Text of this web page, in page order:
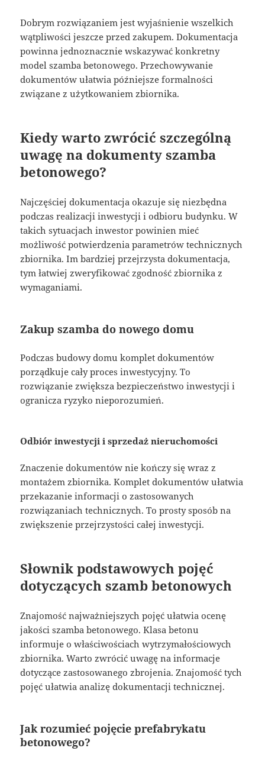
Dobrym rozwiązaniem jest wyjaśnienie wszelkich
wątpliwości jeszcze przed zakupem. Dokumentacja
powinna jednoznacznie wskazywać konkretny
model szamba betonowego. Przechowywanie
dokumentów ułatwia późniejsze formalności
związane z użytkowaniem zbiornika.
Kiedy warto zwrócić szczególną
uwagę na dokumenty szamba
betonowego?
Najczęściej dokumentacja okazuje się niezbędna
podczas realizacji inwestycji i odbioru budynku. W
takich sytuacjach inwestor powinien mieć
możliwość potwierdzenia parametrów technicznych
zbiornika. Im bardziej przejrzysta dokumentacja,
tym łatwiej zweryfikować zgodność zbiornika z
wymaganiami.
Zakup szamba do nowego domu
Podczas budowy domu komplet dokumentów
porządkuje cały proces inwestycyjny. To
rozwiązanie zwiększa bezpieczeństwo inwestycji i
ogranicza ryzyko nieporozumień.
Odbiór inwestycji i sprzedaż nieruchomości
Znaczenie dokumentów nie kończy się wraz z
montażem zbiornika. Komplet dokumentów ułatwia
przekazanie informacji o zastosowanych
rozwiązaniach technicznych. To prosty sposób na
zwiększenie przejrzystości całej inwestycji.
Słownik podstawowych pojęć
dotyczących szamb betonowych
Znajomość najważniejszych pojęć ułatwia ocenę
jakości szamba betonowego. Klasa betonu
informuje o właściwościach wytrzymałościowych
zbiornika. Warto zwrócić uwagę na informacje
dotyczące zastosowanego zbrojenia. Znajomość tych
pojęć ułatwia analizę dokumentacji technicznej.
Jak rozumieć pojęcie prefabrykatu
betonowego?